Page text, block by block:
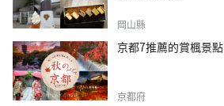
岡山縣
京都7推薦的賞楓景點
京都府